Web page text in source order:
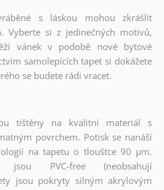
s láskou mohou zkrášlit
Vyberte si z jedinečných motivů,
vánek v podobě nové bytové
samolepících tapet si dokážete
se budete rádi vracet.
tištěny na kvalitní materiál s
povrchem. Potisk se nanáší
na tapetu o tloušťce 90 µm.
jsou PVC-free (neobsahují
jsou pokryty silným akrylovým